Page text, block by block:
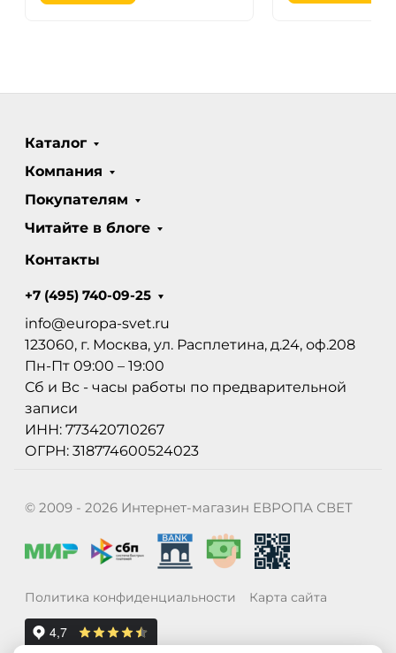
Каталог
Компания
Покупателям
Читайте в блоге
Контакты
+7 (495) 740-09-25
info@europa-svet.ru
123060, г. Москва, ул. Расплетина, д.24, оф.208
Пн-Пт 09:00 – 19:00
Сб и Вс - часы работы по предварительной
записи
ИНН: 773420710267
ОГРН: 318774600524023
© 2009 - 2026 Интернет-магазин ЕВРОПА СВЕТ
Политика конфиденциальности Карта сайта